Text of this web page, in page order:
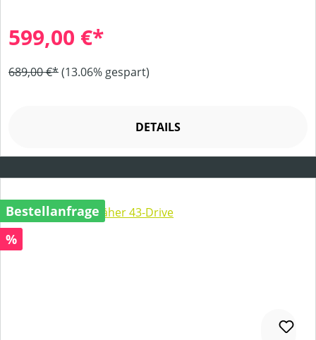
599,00 €*
689,00 €*(13.06% gespart)
DETAILS
Bestellanfrage
Rabatt
%